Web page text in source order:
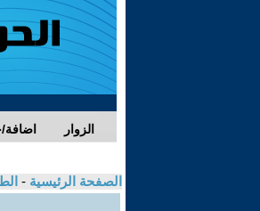
الزوار
الصفحة الرئيسية -